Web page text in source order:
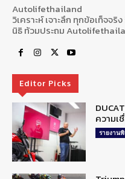
Autolifethailand
วิเคราะห์ เจาะลึก ทุกข้อเท็จจ
นิธิ ท้วมประถม
Editor Picks
ความเ
รายงานพิ